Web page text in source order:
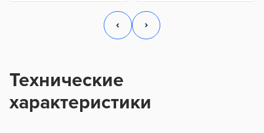
Технические
характеристики